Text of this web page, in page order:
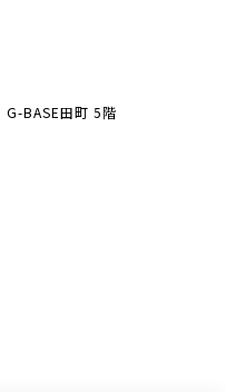
G-BASE田町 5階